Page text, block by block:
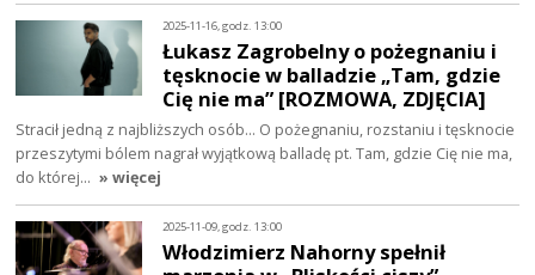
2025-11-16, godz. 13:00
Łukasz Zagrobelny o pożegnaniu i
tęsknocie w balladzie „Tam, gdzie
Cię nie ma” [ROZMOWA, ZDJĘCIA]
Stracił jedną z najbliższych osób... O pożegnaniu, rozstaniu i tęsknocie
przeszytymi bólem nagrał wyjątkową balladę pt. Tam, gdzie Cię nie ma,
do której… » więcej
2025-11-09, godz. 13:00
Włodzimierz Nahorny spełnił